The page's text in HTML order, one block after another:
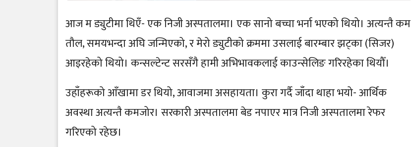
आज म ड्युटीमा थिएँ- एक निजी अस्पतालमा। एक सानो बच्चा भर्ना भएको थियो। अत्यन्तै कम
तौल, समयभन्दा अघि जन्मिएको, र मेरो ड्युटीको क्रममा उसलाई बारम्बार झट्का (सिजर)
आइरहेको थियो। कन्सल्टेन्ट सरसँगै हामी अभिभावकलाई काउन्सेलिङ गरिरहेका थियौँ।
उहाँहरूको आँखामा डर थियो, आवाजमा असहायता। कुरा गर्दै जाँदा थाहा भयो- आर्थिक
अवस्था अत्यन्तै कमजोर। सरकारी अस्पतालमा बेड नपाएर मात्र निजी अस्पतालमा रेफर
गरिएको रहेछ।